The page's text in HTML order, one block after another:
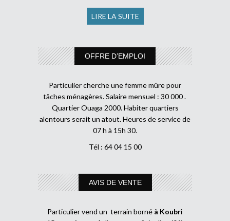
LIRE LA SUITE
OFFRE D’EMPLOI
Particulier cherche une femme mûre pour
tâches ménagères. Salaire mensuel : 30 000 .
Quartier Ouaga 2000. Habiter quartiers
alentours serait un atout. Heures de service de
07 h à 15h 30.
Tél : 64 04 15 00
AVIS DE VENTE
Particulier vend un terrain borné à Koubri